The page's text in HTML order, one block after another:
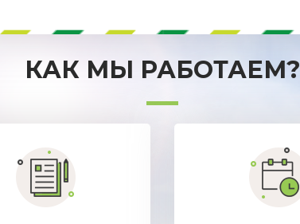
КАК МЫ РАБОТАЕМ?